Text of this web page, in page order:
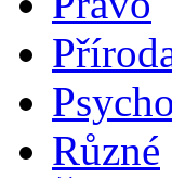
Různé